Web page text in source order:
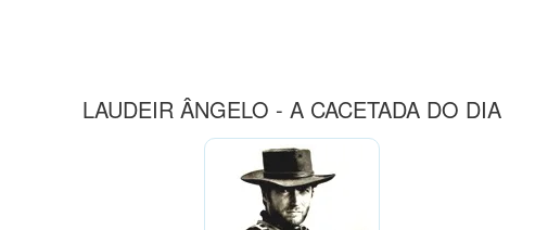
LAUDEIR ÂNGELO - A CACETADA DO DIA